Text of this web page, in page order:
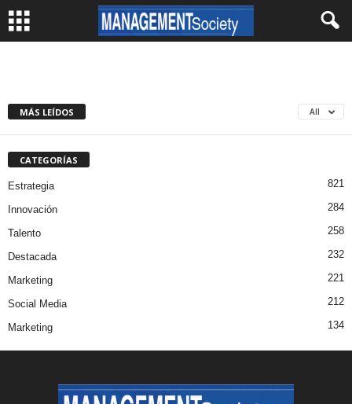
MÁS LEÍDOS All
CATEGORÍAS
Estrategia 821
Innovación 284
Talento 258
Destacada 232
Marketing 221
Social Media 212
Marketing 134